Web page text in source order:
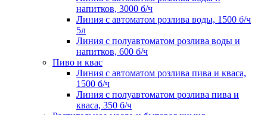
напитков, 3000 б/ч
Линия с автоматом розлива воды, 1500 б/ч
5л
Линия с полуавтоматом розлива воды и
напитков, 600 б/ч
Пиво и квас
Линия с автоматом розлива пива и кваса,
1500 б/ч
Линия с полуавтоматом розлива пива и
кваса, 350 б/ч